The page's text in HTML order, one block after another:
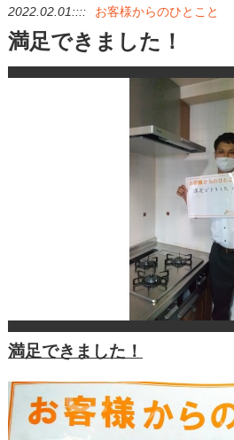
2022.02.01:::: お客様からのひとこと
満足できました！
満足できました！